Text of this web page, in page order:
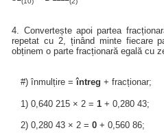
4. Convertește apoi partea
repetat cu 2, ținând minte fiecare
obținem o parte fracționară egală cu
#) înmulțire =întreg + fracționar;
1) 0,640 215 × 2 = 1+ 0,280 43;
2) 0,280 43 × 2 = 0+ 0,560 86;